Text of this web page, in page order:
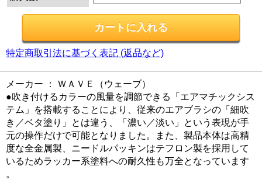
特定商取引法に基づく表記 (返品など)
メーカー ： ＷＡＶＥ（ウェーブ）
●吹き付けるカラーの風量を調節できる「エアマチックシス
テム」を搭載することにより、従来のエアブラシの「細吹
き／ベタ塗り」とは違う、「濃い／淡い」という表現が手
元の操作だけで可能となりました。また、製品本体は高精
度な全金属製、ニードルパッキンはテフロン製を採用して
いるためラッカー系塗料への耐久性も万全となっています
。